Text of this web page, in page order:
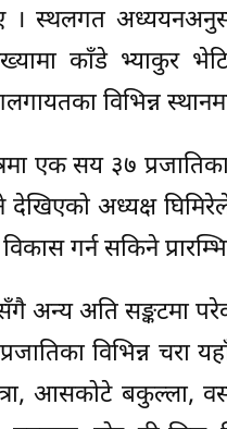
स्थलगत अध्ययनअनुसार
काँडे भ्याकुर
विभिन्न
एक सय ३७
अध्यक्ष
गर्न सकिने
अन्य अति सङ्कटमा
विभिन्न चरा
आसकोटे बकुल्ला,